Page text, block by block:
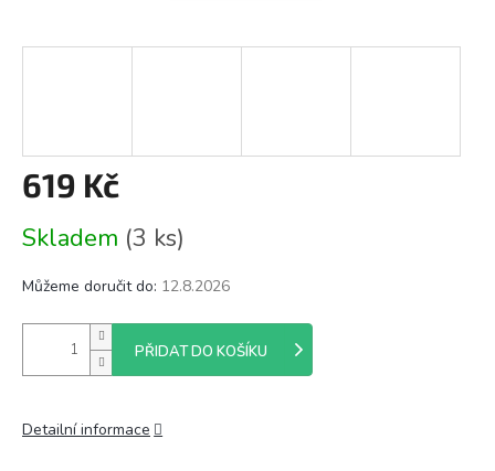
619 Kč
cena:
Skladem (3 ks)
Můžeme doručit do: 12.8.2026
PŘIDAT DO KOŠÍKU
Detailní informace